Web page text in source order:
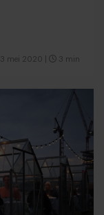
3 mei 2020 3 min